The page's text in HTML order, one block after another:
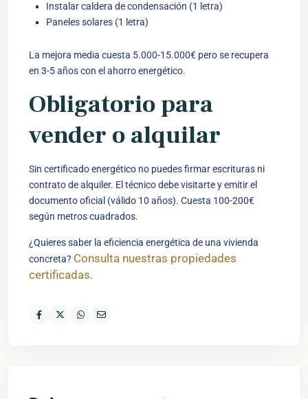
Instalar caldera de condensación (1 letra)
Paneles solares (1 letra)
La mejora media cuesta 5.000-15.000€ pero se recupera
en 3-5 años con el ahorro energético.
Obligatorio para
vender o alquilar
Sin certificado energético no puedes firmar escrituras ni
contrato de alquiler. El técnico debe visitarte y emitir el
documento oficial (válido 10 años). Cuesta 100-200€
según metros cuadrados.
¿Quieres saber la eficiencia energética de una vivienda
concreta? Consulta nuestras propiedades
certificadas.
Visitar Facebook de Inmoalca
Visitar perfil de X de Inmoalca
Contactar por WhatsApp con Inmoalca